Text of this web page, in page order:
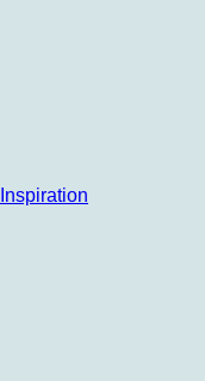
Inspiration